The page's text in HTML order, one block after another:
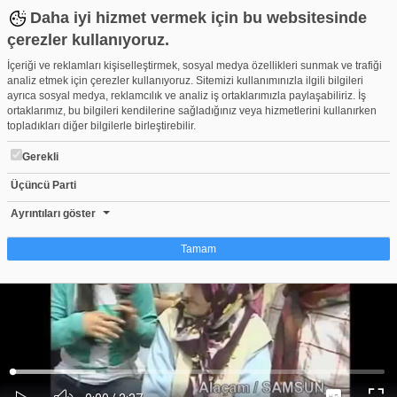
Daha iyi hizmet vermek için bu websitesinde
çerezler kullanıyoruz.
İçeriği ve reklamları kişiselleştirmek, sosyal medya özellikleri sunmak ve trafiği
analiz etmek için çerezler kullanıyoruz. Sitemizi kullanımınızla ilgili bilgileri
ayrıca sosyal medya, reklamcılık ve analiz iş ortaklarımızla paylaşabiliriz. İş
ortaklarımız, bu bilgileri kendilerine sağladığınız veya hizmetlerini kullanırken
topladıkları diğer bilgilerle birleştirebilir.
Gerekli
Üçüncü Parti
Ayrıntıları göster
Tamam
Çerez nedir?
Çerezler, web-sitelerinin, kullanıcıların deneyimlerini daha verimli hale getirmek
amacıyla kullandığı küçük metin dosyalarıdır. Yasalara göre, bu sitenin
işletilmesi için kesinlikle gerekli olan çerezleri cihazınıza yerleştirebiliyoruz.
Diğer çerez türleri için sizden izin almamız gerekiyor. Bu site farklı çerez türleri
kullanmaktadır. Bazı çerezler, sayfalarımızda yer alan üçüncü şahıs hizmetleri
tarafından yerleştirilir. İzniniz şu alanlar için geçerlidir: web.tv
Ses
Yüklendi:
0%
Yükleniyor:
ALAÇAM TANITIM VİDEOSU